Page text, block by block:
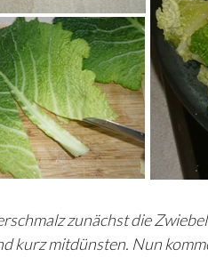
zunächst die
kurz mitdünsten. Nun